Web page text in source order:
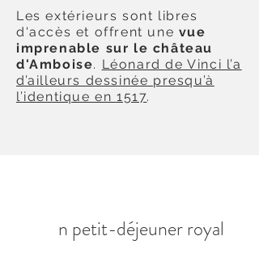
Les extérieurs sont libres
d'accès et offrent une vue
imprenable sur le château
d'Amboise. Léonard de Vinci l’a
d’ailleurs dessinée presqu’à
l’identique en 1517.
n petit-déjeuner royal